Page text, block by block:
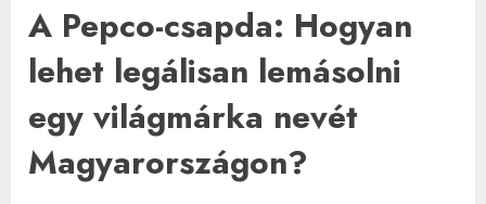
A Pepco-csapda: Hogyan
lehet legálisan lemásolni
egy világmárka nevét
Magyarországon?